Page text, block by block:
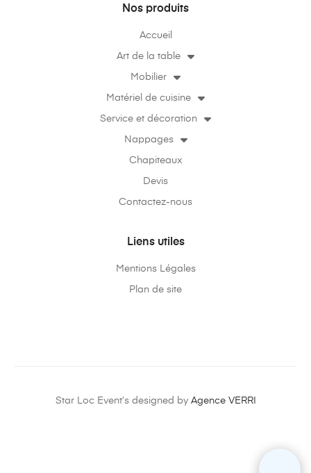
Nos produits
Accueil
Art de la table
Mobilier
Matériel de cuisine
Service et décoration
Nappages
Chapiteaux
Devis
Contactez-nous
Liens utiles
Mentions Légales
Plan de site
Star Loc Event’s designed by Agence VERRI